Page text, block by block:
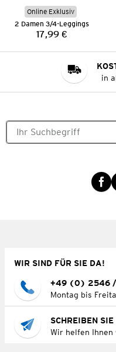
Online Exklusiv
2 Damen 3/4-Leggings
Preis:
17,99 €
in
WIR SIND FÜR SIE DA!
+49 (0) 2546 /
Montag bis
SCHREIBEN SIE
Wir helfen Ihnen